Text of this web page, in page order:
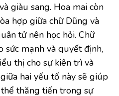
giàu sang. Hoa mai còn
hợp giữa chữ Dũng và
tử nên học hỏi. Chữ
sức mạnh và quyết định,
thị cho sự kiên trì và
hai yếu tố này sẽ giúp
thăng tiến trong sự